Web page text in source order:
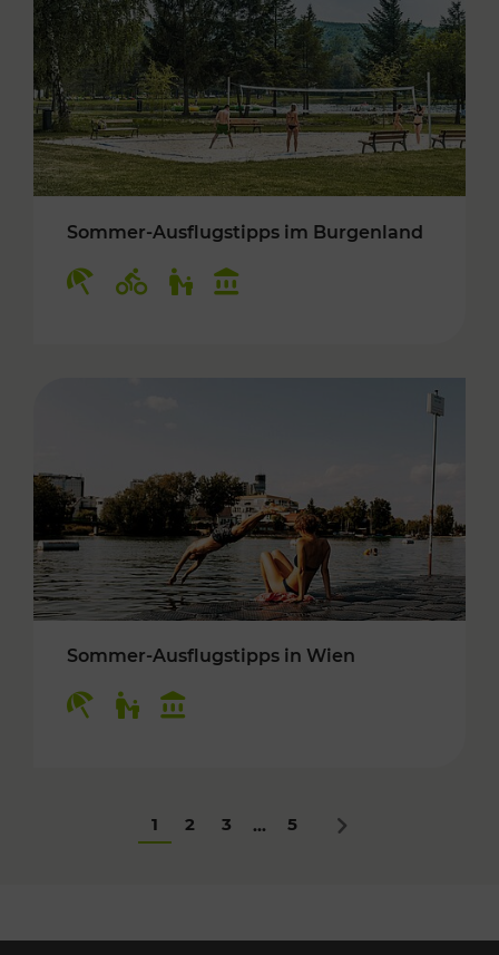
Sommer-Ausflugstipps im Burgenland
Sommer-Ausflugstipps in Wien
1 2 3 ... 5 Nächstes